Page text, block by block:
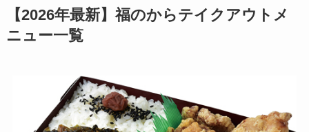
【2026年最新】福のからテイクアウトメ
ニュー一覧